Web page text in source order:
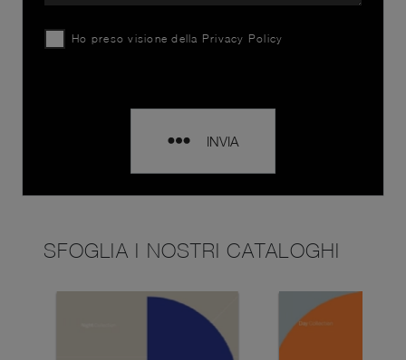
Ho preso visione della Privacy Policy
INVIA
SFOGLIA I NOSTRI CATALOGHI